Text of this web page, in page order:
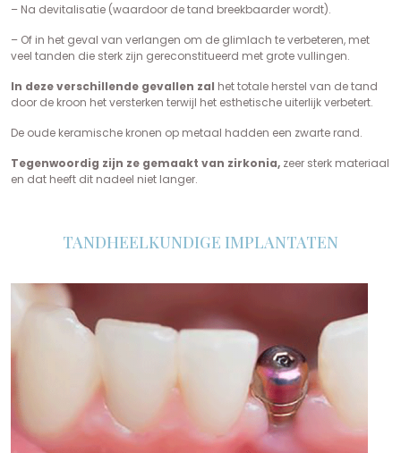
– Na devitalisatie (waardoor de tand breekbaarder wordt).
– Of in het geval van verlangen om de glimlach te verbeteren, met
veel tanden die sterk zijn gereconstitueerd met grote vullingen.
In deze verschillende gevallen zal het totale herstel van de tand
door de kroon het versterken terwijl het esthetische uiterlijk verbetert.
De oude keramische kronen op metaal hadden een zwarte rand.
Tegenwoordig zijn ze gemaakt van zirkonia, zeer sterk materiaal
en dat heeft dit nadeel niet langer.
TANDHEELKUNDIGE IMPLANTATEN